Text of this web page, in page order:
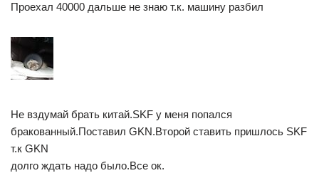
Проехал 40000 дальше не знаю т.к. машину разбил
Не вздумай брать китай.SKF у меня попался
бракованный.Поставил GKN.Второй ставить пришлось SKF
т.к GKN
долго ждать надо было.Все ок.